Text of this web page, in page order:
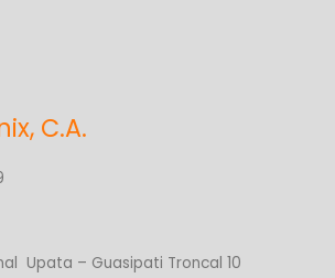
C.A.
Upata – Guasipati Troncal 10